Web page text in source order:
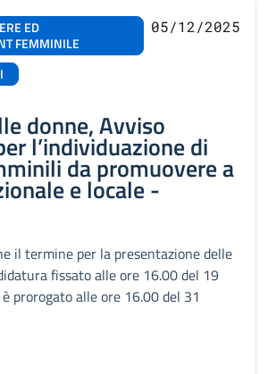
ED
FEMMINILE
05/12/2025
donne, Avviso
l’individuazione di
da promuovere a
e locale -
il termine per la presentazione delle
fissato alle ore 16.00 del 19
prorogato alle ore 16.00 del 31